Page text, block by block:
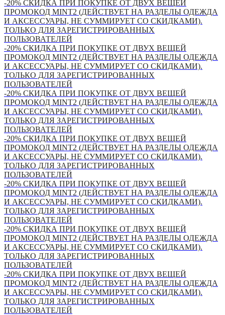
-20% СКИДКА ПРИ ПОКУПКЕ ОТ ДВУХ ВЕЩЕЙ
ПРОМОКОД MINT2 (ДЕЙСТВУЕТ НА РАЗДЕЛЫ ОДЕЖДА
И АКСЕССУАРЫ, НЕ СУММИРУЕТ СО СКИДКАМИ).
ТОЛЬКО ДЛЯ ЗАРЕГИСТРИРОВАННЫХ
ПОЛЬЗОВАТЕЛЕЙ
-20% СКИДКА ПРИ ПОКУПКЕ ОТ ДВУХ ВЕЩЕЙ
ПРОМОКОД MINT2 (ДЕЙСТВУЕТ НА РАЗДЕЛЫ ОДЕЖДА
И АКСЕССУАРЫ, НЕ СУММИРУЕТ СО СКИДКАМИ).
ТОЛЬКО ДЛЯ ЗАРЕГИСТРИРОВАННЫХ
ПОЛЬЗОВАТЕЛЕЙ
-20% СКИДКА ПРИ ПОКУПКЕ ОТ ДВУХ ВЕЩЕЙ
ПРОМОКОД MINT2 (ДЕЙСТВУЕТ НА РАЗДЕЛЫ ОДЕЖДА
И АКСЕССУАРЫ, НЕ СУММИРУЕТ СО СКИДКАМИ).
ТОЛЬКО ДЛЯ ЗАРЕГИСТРИРОВАННЫХ
ПОЛЬЗОВАТЕЛЕЙ
-20% СКИДКА ПРИ ПОКУПКЕ ОТ ДВУХ ВЕЩЕЙ
ПРОМОКОД MINT2 (ДЕЙСТВУЕТ НА РАЗДЕЛЫ ОДЕЖДА
И АКСЕССУАРЫ, НЕ СУММИРУЕТ СО СКИДКАМИ).
ТОЛЬКО ДЛЯ ЗАРЕГИСТРИРОВАННЫХ
ПОЛЬЗОВАТЕЛЕЙ
-20% СКИДКА ПРИ ПОКУПКЕ ОТ ДВУХ ВЕЩЕЙ
ПРОМОКОД MINT2 (ДЕЙСТВУЕТ НА РАЗДЕЛЫ ОДЕЖДА
И АКСЕССУАРЫ, НЕ СУММИРУЕТ СО СКИДКАМИ).
ТОЛЬКО ДЛЯ ЗАРЕГИСТРИРОВАННЫХ
ПОЛЬЗОВАТЕЛЕЙ
-20% СКИДКА ПРИ ПОКУПКЕ ОТ ДВУХ ВЕЩЕЙ
ПРОМОКОД MINT2 (ДЕЙСТВУЕТ НА РАЗДЕЛЫ ОДЕЖДА
И АКСЕССУАРЫ, НЕ СУММИРУЕТ СО СКИДКАМИ).
ТОЛЬКО ДЛЯ ЗАРЕГИСТРИРОВАННЫХ
ПОЛЬЗОВАТЕЛЕЙ
-20% СКИДКА ПРИ ПОКУПКЕ ОТ ДВУХ ВЕЩЕЙ
ПРОМОКОД MINT2 (ДЕЙСТВУЕТ НА РАЗДЕЛЫ ОДЕЖДА
И АКСЕССУАРЫ, НЕ СУММИРУЕТ СО СКИДКАМИ).
ТОЛЬКО ДЛЯ ЗАРЕГИСТРИРОВАННЫХ
ПОЛЬЗОВАТЕЛЕЙ